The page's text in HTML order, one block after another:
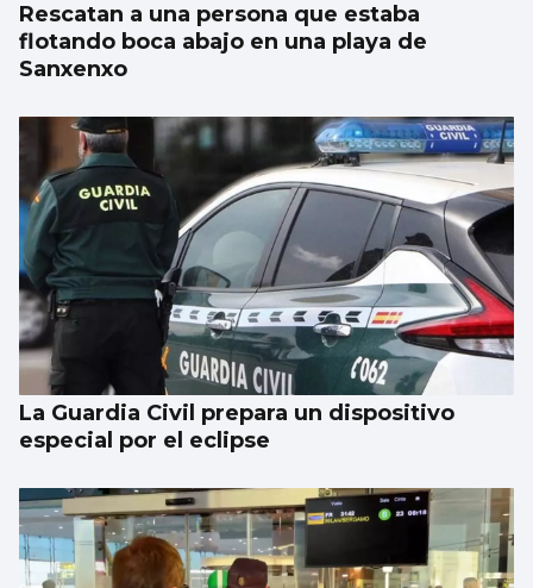
Rescatan a una persona que estaba
flotando boca abajo en una playa de
Sanxenxo
La Guardia Civil prepara un dispositivo
especial por el eclipse